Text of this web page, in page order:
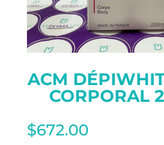
ACM
CORPORAL
$672.00